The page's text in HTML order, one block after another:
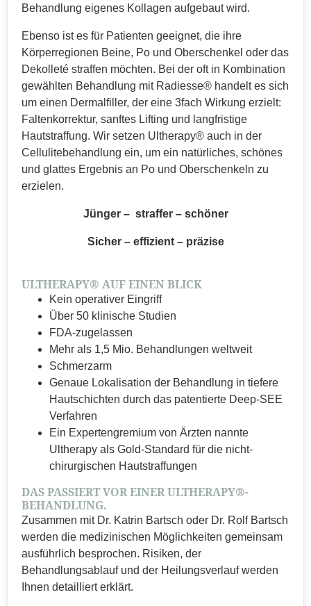
Behandlung eigenes Kollagen aufgebaut wird.
Ebenso ist es für Patienten geeignet, die ihre
Körperregionen Beine, Po und Oberschenkel oder das
Dekolleté straffen möchten. Bei der oft in Kombination
gewählten Behandlung mit Radiesse® handelt es sich
um einen Dermalfiller, der eine 3fach Wirkung erzielt:
Faltenkorrektur, sanftes Lifting und langfristige
Hautstraffung. Wir setzen Ultherapy® auch in der
Cellulitebehandlung ein, um ein natürliches, schönes
und glattes Ergebnis an Po und Oberschenkeln zu
erzielen.
Jünger – straffer – schöner
Sicher – effizient – präzise
ULTHERAPY® AUF EINEN BLICK
Kein operativer Eingriff
Über 50 klinische Studien
FDA-zugelassen
Mehr als 1,5 Mio. Behandlungen weltweit
Schmerzarm
Genaue Lokalisation der Behandlung in tiefere
Hautschichten durch das patentierte Deep-SEE
Verfahren
Ein Expertengremium von Ärzten nannte
Ultherapy als Gold-Standard für die nicht-
chirurgischen Hautstraffungen
DAS PASSIERT VOR EINER ULTHERAPY®-
BEHANDLUNG.
Zusammen mit Dr. Katrin Bartsch oder Dr. Rolf Bartsch
werden die medizinischen Möglichkeiten gemeinsam
ausführlich besprochen. Risiken, der
Behandlungsablauf und der Heilungsverlauf werden
Ihnen detailliert erklärt.